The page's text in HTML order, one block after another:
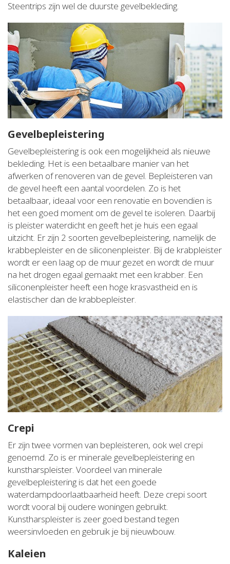
Steentrips zijn wel de duurste gevelbekleding.
Gevelbepleistering
Gevelbepleistering is ook een mogelijkheid als nieuwe
bekleding. Het is een betaalbare manier van het
afwerken of renoveren van de gevel. Bepleisteren van
de gevel heeft een aantal voordelen. Zo is het
betaalbaar, ideaal voor een renovatie en bovendien is
het een goed moment om de gevel te isoleren. Daarbij
is pleister waterdicht en geeft het je huis een egaal
uitzicht. Er zijn 2 soorten gevelbepleistering, namelijk de
krabbepleister en de siliconenpleister. Bij de krabpleister
wordt er een laag op de muur gezet en wordt de muur
na het drogen egaal gemaakt met een krabber. Een
siliconenpleister heeft een hoge krasvastheid en is
elastischer dan de krabbepleister.
Crepi
Er zijn twee vormen van bepleisteren, ook wel crepi
genoemd. Zo is er minerale gevelbepleistering en
kunstharspleister. Voordeel van minerale
gevelbepleistering is dat het een goede
waterdampdoorlaatbaarheid heeft. Deze crepi soort
wordt vooral bij oudere woningen gebruikt.
Kunstharspleister is zeer goed bestand tegen
weersinvloeden en gebruik je bij nieuwbouw.
Kaleien